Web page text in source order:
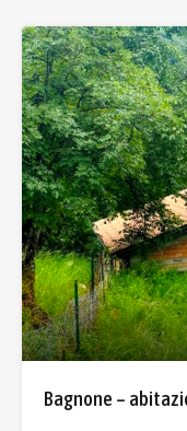
Bagnone –